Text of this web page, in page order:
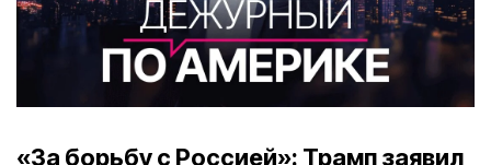
«За борьбу с Россией»: Трамп заявил